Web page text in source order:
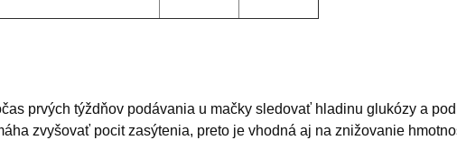
prvých týždňov podávania u mačky sledovať hladinu glukózy a
zvyšovať pocit zasýtenia, preto je vhodná aj na znižovanie